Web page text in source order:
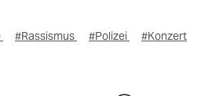
#Rassismus #Polizei
#Konzert